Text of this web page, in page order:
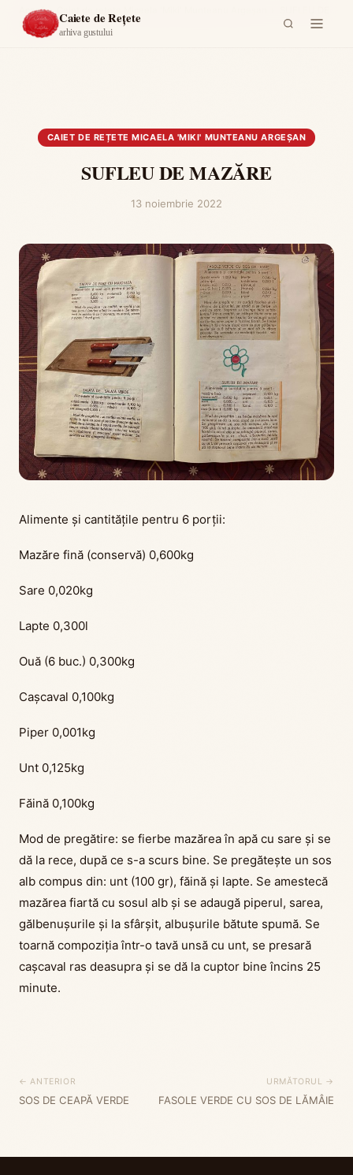
Caiete de Rețete
arhiva gustului
Acasă ›
MAZĂRE
CAIET DE REȚETE MICAELA 'MIKI' MUNTEANU ARGEŞAN
SUFLEU DE MAZĂRE
13 noiembrie 2022
Alimente și cantitățile pentru 6 porții:
Mazăre fină (conservă) 0,600kg
Sare 0,020kg
Lapte 0,300l
Ouă (6 buc.) 0,300kg
Cașcaval 0,100kg
Piper 0,001kg
Unt 0,125kg
Făină 0,100kg
Mod de pregătire: se fierbe mazărea în apă cu sare și se
dă la rece, după ce s-a scurs bine. Se pregătește un sos
alb compus din: unt (100 gr), făină și lapte. Se amestecă
mazărea fiartă cu sosul alb și se adaugă piperul, sarea,
gălbenușurile și la sfârșit, albușurile bătute spumă. Se
toarnă compoziția într-o tavă unsă cu unt, se presară
cașcaval ras deasupra și se dă la cuptor bine încins 25
minute.
← ANTERIOR
SOS DE CEAPĂ VERDE
URMĂTORUL →
FASOLE VERDE CU SOS DE LĂMÂIE